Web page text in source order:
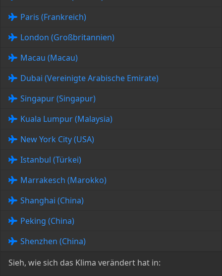
Paris (Frankreich)
London (Großbritannien)
Macau (Macau)
Dubai (Vereinigte Arabische Emirate)
Singapur (Singapur)
Kuala Lumpur (Malaysia)
New York City (USA)
Istanbul (Türkei)
Marrakesch (Marokko)
Shanghai (China)
Peking (China)
Shenzhen (China)
Sieh, wie sich das Klima verändert hat in: